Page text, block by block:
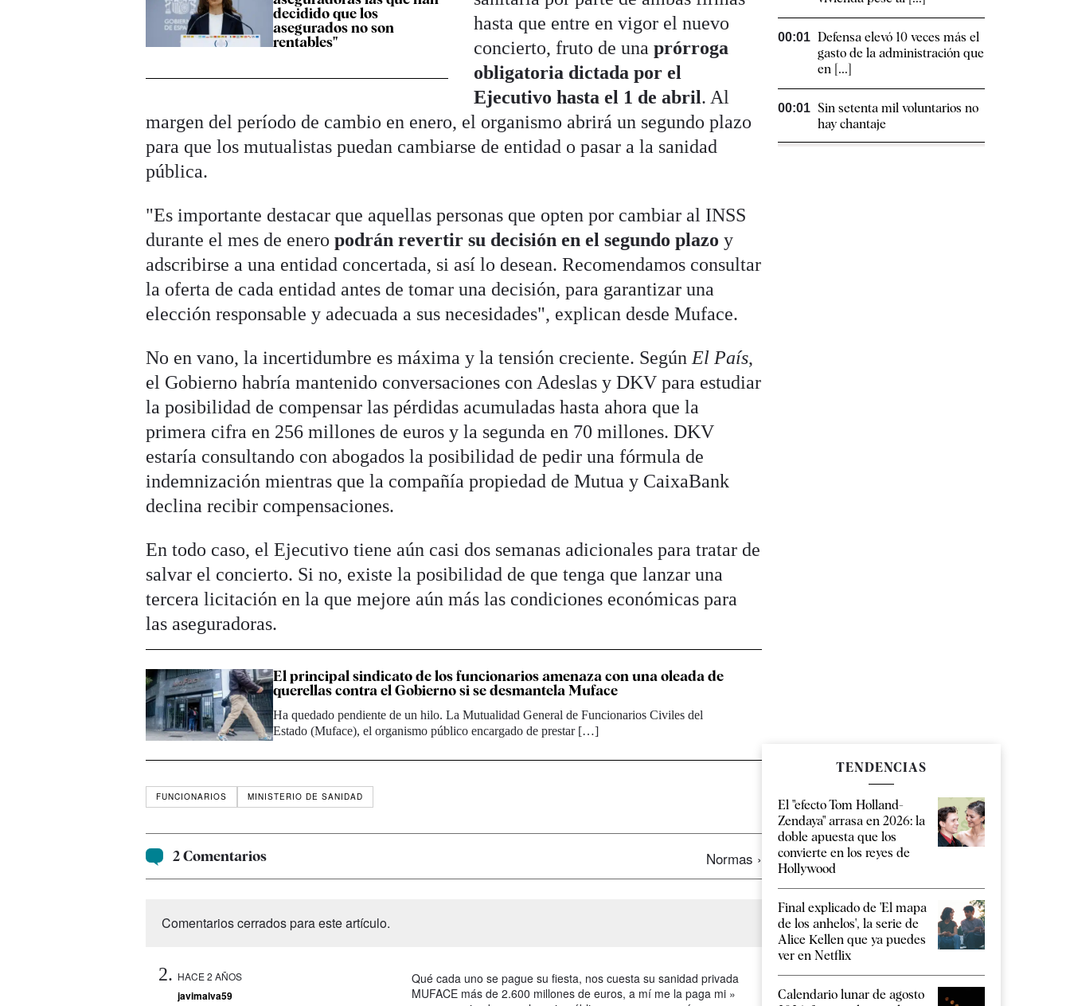
decidido que los
asegurados no son
rentables"
hasta que entre en vigor el nuevo
concierto, fruto de unaprórroga
obligatoria dictada por el
Ejecutivo hasta el 1 de abril . Al
margen del período de cambio en enero, el organismo abrirá un segundo plazo
para que los mutualistas puedan cambiarse de entidad o pasar a la sanidad
pública.
"Es importante destacar que aquellas personas que opten por cambiar al INSS
durante el mes de eneropodrán revertir su decisión en el segundo plazoy
adscribirse a una entidad concertada, si así lo desean. Recomendamos consultar
la oferta de cada entidad antes de tomar una decisión, para garantizar una
elección responsable y adecuada a sus necesidades", explican desde Muface.
No en vano, la incertidumbre es máxima y la tensión creciente. Según El País,
el Gobierno habría mantenido conversaciones con Adeslas y DKV para estudiar
la posibilidad de compensar las pérdidas acumuladas hasta ahora que la
primera cifra en 256 millones de euros y la segunda en 70 millones. DKV
estaría consultando con abogados la posibilidad de pedir una fórmula de
indemnización mientras que la compañía propiedad de Mutua y CaixaBank
declina recibir compensaciones.
En todo caso, el Ejecutivo tiene aún casi dos semanas adicionales para tratar de
salvar el concierto. Si no, existe la posibilidad de que tenga que lanzar una
tercera licitación en la que mejore aún más las condiciones económicas para
las aseguradoras.
El principal sindicato de los funcionarios amenaza con una oleada de
querellas contra el Gobierno si se desmantela Muface
Ha quedado pendiente de un hilo. La Mutualidad General de Funcionarios Civiles del
Estado (Muface), el organismo público encargado de prestar […]
FUNCIONARIOS MINISTERIO DE SANIDAD
2 Comentarios Normas ›
Comentarios cerrados para este artículo.
HACE 2 AÑOS
javimalva59
Qué cada uno se pague su fiesta, nos cuesta su sanidad privada
MUFACE más de 2.600 millones de euros, a mí me la paga mi »
00:01 Defensa elevó 10 veces más el
gasto de la administración que
en [...]
00:01 Sin setenta mil voluntarios no
hay chantaje
TENDENCIAS
El "efecto Tom Holland-
Zendaya" arrasa en 2026: la
doble apuesta que los
convierte en los reyes de
Hollywood
Final explicado de 'El mapa
de los anhelos', la serie de
Alice Kellen que ya puedes
ver en Netflix
Calendario lunar de agosto